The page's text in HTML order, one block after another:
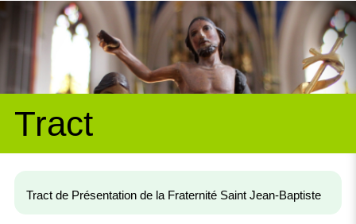
Tract
Tract de Présentation de la Fraternité Saint Jean-Baptiste